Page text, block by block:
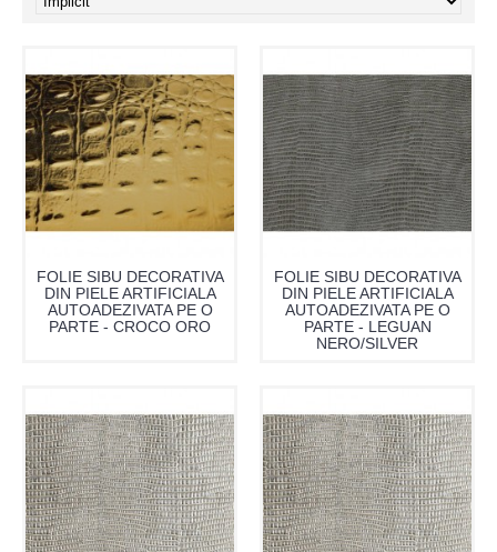
FOLIE SIBU DECORATIVA
DIN PIELE ARTIFICIALA
AUTOADEZIVATA PE O
PARTE - CROCO ORO
FOLIE SIBU DECORATIVA
DIN PIELE ARTIFICIALA
AUTOADEZIVATA PE O
PARTE - LEGUAN
NERO/SILVER